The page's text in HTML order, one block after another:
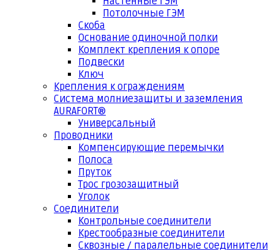
Потолочные ГЭМ
Скоба
Основание одиночной полки
Комплект крепления к опоре
Подвески
Ключ
Крепления к ограждениям
Система молниезащиты и заземления
AURAFORT®
Универсальный
Проводники
Компенсирующие перемычки
Полоса
Пруток
Трос грозозащитный
Уголок
Соединители
Контрольные соединители
Крестообразные соединители
Сквозные / паралельные соединители